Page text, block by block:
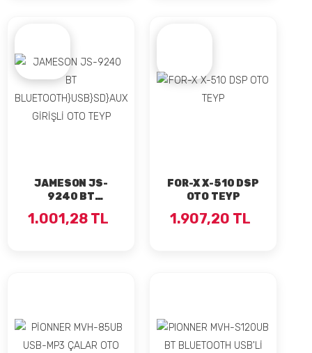
JAMESON JS-
9240 BT
GİRİŞLİ OTO TEYP
1.001,28 TL
FOR-X X-510 DSP
OTO TEYP
1.907,20 TL